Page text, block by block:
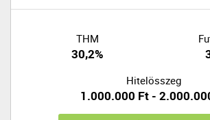
THM
30,2%
Hitelösszeg
1.000.000 Ft -